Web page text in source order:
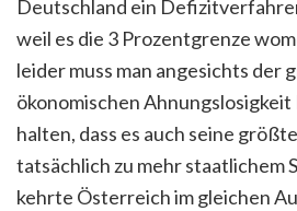
Deutschland ein
weil es die 3 Prozentgrenze
leider muss man angesichts der
ökonomischen
halten, dass es auch seine
tatsächlich zu mehr staatlichem
kehrte Österreich im gleichen